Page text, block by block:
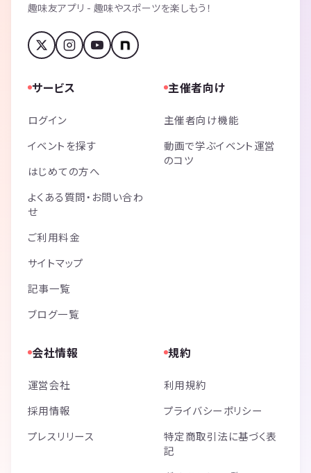
趣味友アプリ - 趣味やスポーツを楽しもう！
サービス
ログイン
イベントを探す
はじめての方へ
よくある質問・お問い合わ
せ
ご利用料金
サイトマップ
記事一覧
ブログ一覧
主催者向け
主催者向け機能
動画で学ぶイベント運営
のコツ
会社情報
運営会社
採用情報
プレスリリース
規約
利用規約
プライバシーポリシー
特定商取引法に基づく表
記